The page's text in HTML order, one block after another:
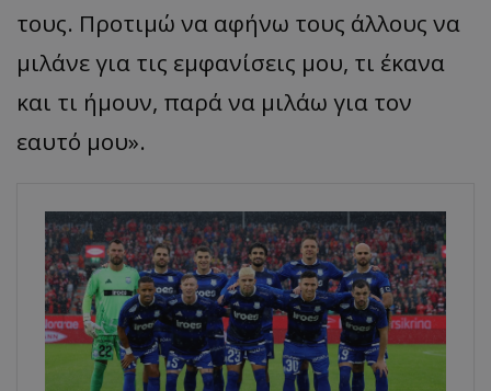
τους. Προτιμώ να αφήνω τους άλλους να
μιλάνε για τις εμφανίσεις μου, τι έκανα
και τι ήμουν, παρά να μιλάω για τον
εαυτό μου».